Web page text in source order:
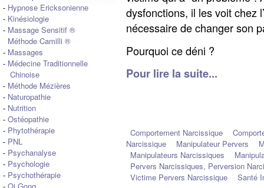
- Hypnose Ericksonienne
- Kinésiologie
- Massage Sensitif ®
Méthode Camilli ®
- Massages
- Médecine Traditionnelle
Chinoise
- Méthode Mézières
- Naturopathie
- Nutrition
- Ostéopathie
- Phytothérapie
- PNL
- Psychanalyse
- Psychologie
- Psychothérapie
dysfonctions, il les voit chez
nécessaire de changer son
Pourquoi ce déni ?
Pour lire la suite...
Comportement Narcissique
Narcissique
Manipulateur Pervers
Manipulateurs Narcissiques
Pervers Narcissiques, Perversion
Victime Pervers Narcissique
Santé